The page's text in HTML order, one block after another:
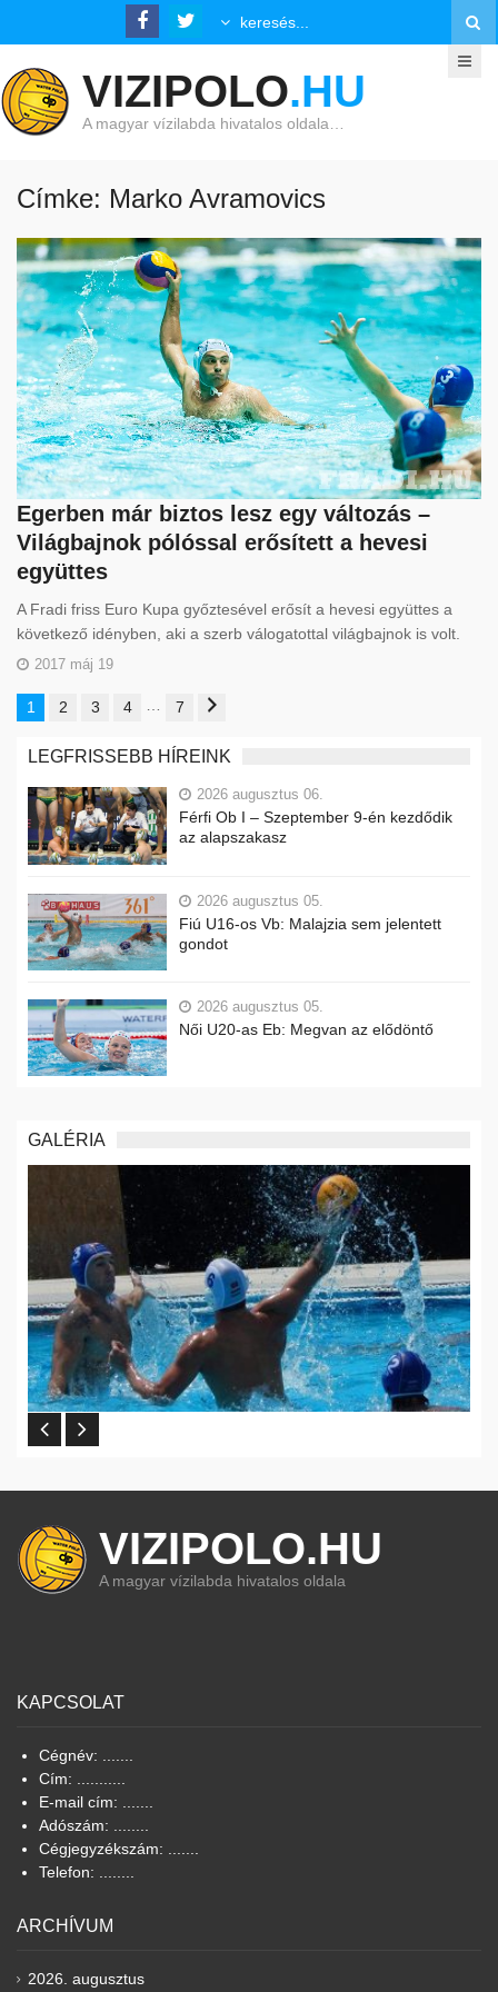
VIZIPOLO.HU
A magyar vízilabda hivatalos oldala…
Címke: Marko Avramovics
Egerben már biztos lesz egy változás –
Világbajnok pólóssal erősített a hevesi
együttes
A Fradi friss Euro Kupa győztesével erősít a hevesi együttes a
következő idényben, aki a szerb válogatottal világbajnok is volt.
2017 máj 19
1 2 3 4 7
LEGFRISSEBB HÍREINK
2026 augusztus 06.
Férfi Ob I – Szeptember 9-én kezdődik
az alapszakasz
2026 augusztus 05.
Fiú U16-os Vb: Malajzia sem jelentett
gondot
2026 augusztus 05.
Női U20-as Eb: Megvan az elődöntő
GALÉRIA
VIZIPOLO.HU
A magyar vízilabda hivatalos oldala
KAPCSOLAT
Cégnév: .......
Cím: ...........
E-mail cím: .......
Adószám: ........
Cégjegyzékszám: .......
Telefon: ........
ARCHÍVUM
2026. augusztus